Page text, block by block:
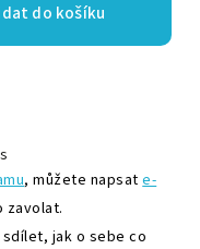
do košíku
, můžete napsate-
zavolat.
sdílet, jak o sebe co